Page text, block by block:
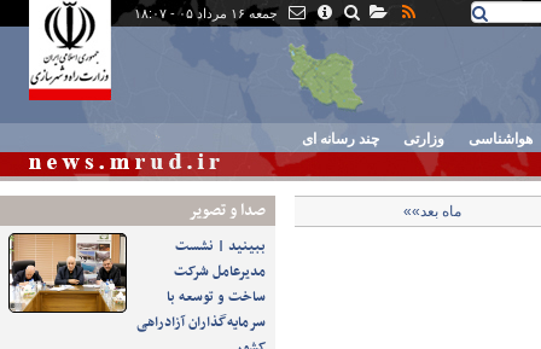
جمعه ۱۶ مرداد ۰۵ - ۱۸:۰۷
هواشناسی وزارتی چند رسانه ای
صدا و تصوير
ببینید | نشست
مدیرعامل شرکت
ساخت و توسعه با
سرمایه‌گذاران آزادراهی
ماه بعد»»